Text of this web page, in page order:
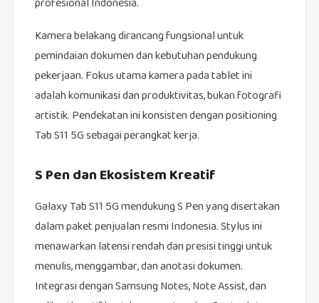
profesional Indonesia.
Kamera belakang dirancang fungsional untuk
pemindaian dokumen dan kebutuhan pendukung
pekerjaan. Fokus utama kamera pada tablet ini
adalah komunikasi dan produktivitas, bukan fotografi
artistik. Pendekatan ini konsisten dengan positioning
Tab S11 5G sebagai perangkat kerja.
S Pen dan Ekosistem Kreatif
Galaxy Tab S11 5G mendukung S Pen yang disertakan
dalam paket penjualan resmi Indonesia. Stylus ini
menawarkan latensi rendah dan presisi tinggi untuk
menulis, menggambar, dan anotasi dokumen.
Integrasi dengan Samsung Notes, Note Assist, dan